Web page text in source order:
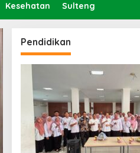
Kesehatan Sulteng
Pendidikan